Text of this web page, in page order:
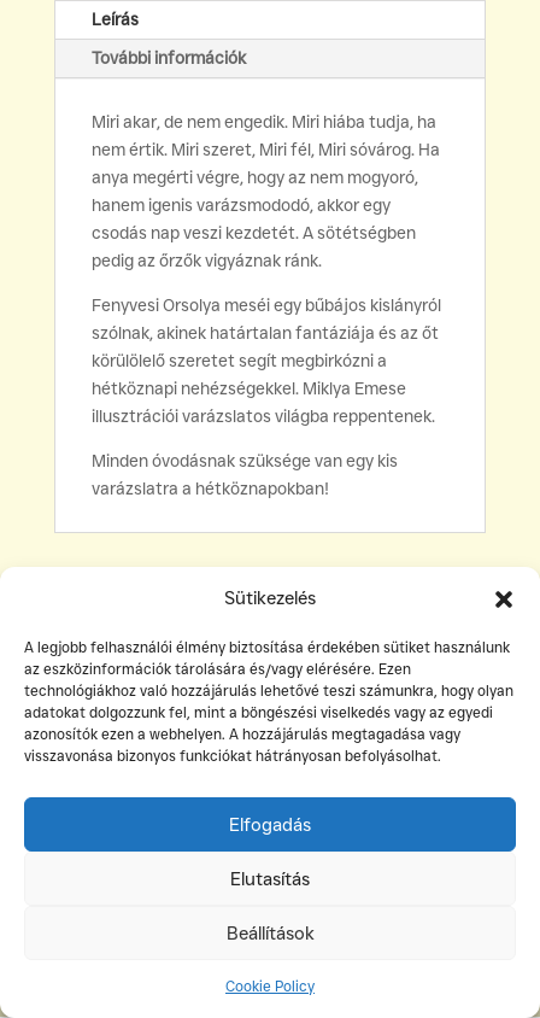
Sütikezelés
A legjobb felhasználói élmény biztosítása érdekében sütiket használunk
az eszközinformációk tárolására és/vagy elérésére. Ezen
technológiákhoz való hozzájárulás lehetővé teszi számunkra, hogy olyan
adatokat dolgozzunk fel, mint a böngészési viselkedés vagy az egyedi
azonosítók ezen a webhelyen. A hozzájárulás megtagadása vagy
visszavonása bizonyos funkciókat hátrányosan befolyásolhat.
Elfogadás
Elutasítás
Beállítások
Cookie Policy
varázsmododó
-
mennyiség
Leírás
További információk
Miri akar, de nem engedik. Miri hiába tudja, ha
nem értik. Miri szeret, Miri fél, Miri sóvárog. Ha
anya megérti végre, hogy az nem mogyoró,
hanem igenis varázsmododó, akkor egy
csodás nap veszi kezdetét. A sötétségben
pedig az őrzők vigyáznak ránk.
Fenyvesi Orsolya meséi egy bűbájos kislányról
szólnak, akinek határtalan fantáziája és az őt
körülölelő szeretet segít megbirkózni a
hétköznapi nehézségekkel. Miklya Emese
illusztrációi varázslatos világba reppentenek.
Minden óvodásnak szüksége van egy kis
varázslatra a hétköznapokban!
©Két Hold Kiadó
info@ketholdkiado.hu
rendeles@ketholdkiado.hu
Adatkezelési tájékoztató